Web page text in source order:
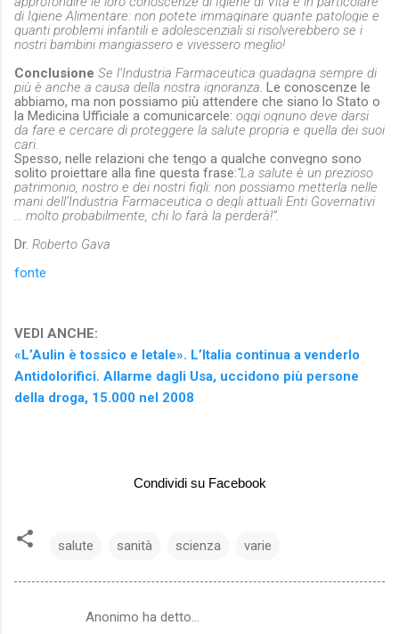
di Igiene Alimentare: non potete immaginare quante patologie e
quanti problemi infantili e adolescenziali si risolverebbero se i
nostri bambini mangiassero e vivessero meglio!
Conclusione Se l’Industria Farmaceutica guadagna sempre di
più è anche a causa della nostra ignoranza . Le conoscenze le
abbiamo, ma non possiamo più attendere che siano lo Stato o
la Medicina Ufficiale a comunicarcele: oggi ognuno deve darsi
da fare e cercare di proteggere la salute propria e quella dei suoi
cari.
Spesso, nelle relazioni che tengo a qualche convegno sono
solito proiettare alla fine questa frase:“La salute è un prezioso
patrimonio, nostro e dei nostri figli: non possiamo metterla nelle
mani dell’Industria Farmaceutica o degli attuali Enti Governativi
… molto probabilmente, chi lo farà la perderà!”.
Dr. Roberto Gava
fonte
VEDI ANCHE:
«L’Aulin è tossico e letale». L’Italia continua a venderlo
Antidolorifici. Allarme dagli Usa, uccidono più persone
della droga, 15.000 nel 2008
Condividi su Facebook
salute sanità scienza varie
Anonimo ha detto…